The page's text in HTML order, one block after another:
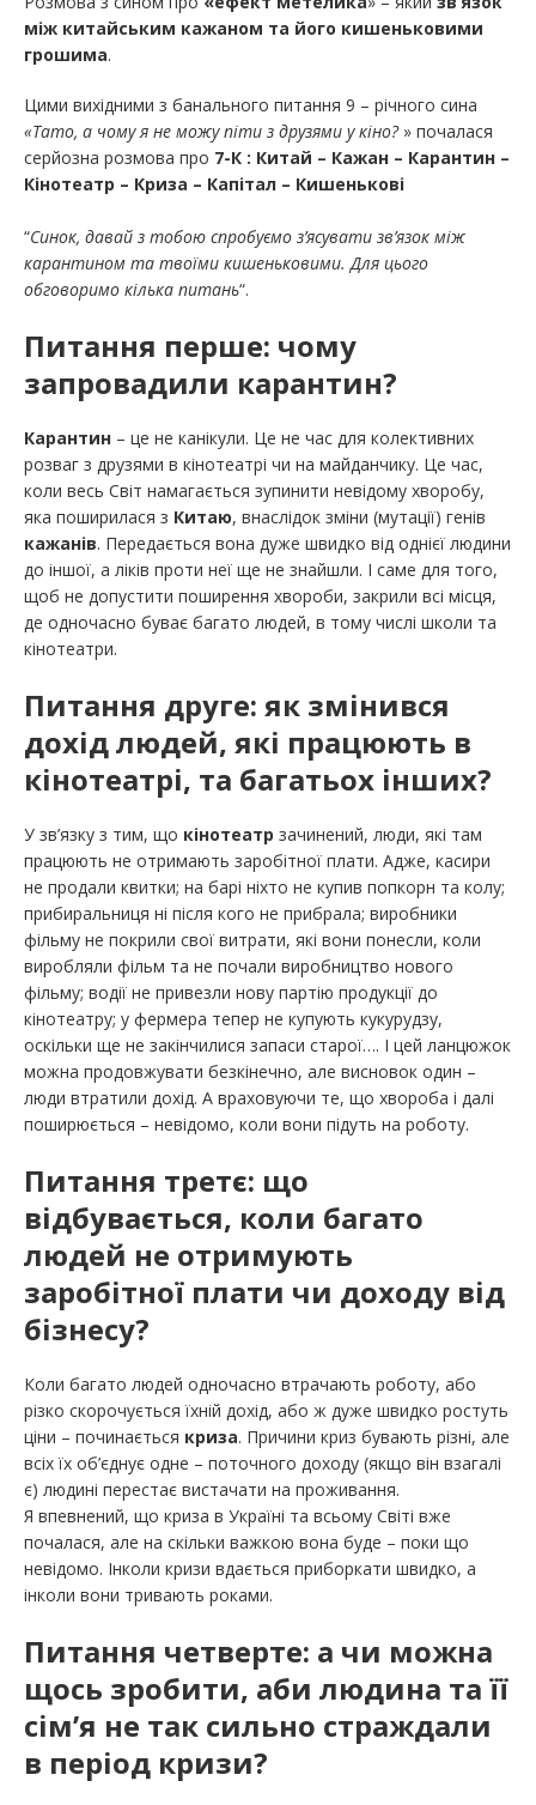
між китайським кажаном та його кишеньковими
грошима.
Цими вихідними з банального питання 9 – річного сина
«Тато, а чому я не можу піти з друзями у кіно?» почалася
серйозна розмова про 7-К : Китай – Кажан – Карантин –
Кінотеатр – Криза – Капітал – Кишенькові
“Синок, давай з тобою спробуємо з’ясувати зв’язок між
карантином та твоїми кишеньковими. Для цього
обговоримо кілька питань“.
Питання перше: чому
запровадили карантин?
Карантин – це не канікули. Це не час для колективних
розваг з друзями в кінотеатрі чи на майданчику. Це час,
коли весь Світ намагається зупинити невідому хворобу,
яка поширилася з Китаю, внаслідок зміни (мутації) генів
кажанів. Передається вона дуже швидко від однієї людини
до іншої, а ліків проти неї ще не знайшли. І саме для того,
щоб не допустити поширення хвороби, закрили всі місця,
де одночасно буває багато людей, в тому числі школи та
кінотеатри.
Питання друге: як змінився
дохід людей, які працюють в
кінотеатрі, та багатьох інших?
У зв’язку з тим, що кінотеатр зачинений, люди, які там
працюють не отримають заробітної плати. Адже, касири
не продали квитки; на барі ніхто не купив попкорн та колу;
прибиральниця ні після кого не прибрала; виробники
фільму не покрили свої витрати, які вони понесли, коли
виробляли фільм та не почали виробництво нового
фільму; водії не привезли нову партію продукції до
кінотеатру; у фермера тепер не купують кукурудзу,
оскільки ще не закінчилися запаси старої…. І цей ланцюжок
можна продовжувати безкінечно, але висновок один –
люди втратили дохід. А враховуючи те, що хвороба і далі
поширюється – невідомо, коли вони підуть на роботу.
Питання третє: що
відбувається, коли багато
людей не отримують
заробітної плати чи доходу від
бізнесу?
Коли багато людей одночасно втрачають роботу, або
різко скорочується їхній дохід, або ж дуже швидко ростуть
ціни – починається криза. Причини криз бувають різні, але
всіх їх об’єднує одне – поточного доходу (якщо він взагалі
є) людині перестає вистачати на проживання.
Я впевнений, що криза в Україні та всьому Світі вже
почалася, але на скільки важкою вона буде – поки що
невідомо. Інколи кризи вдається приборкати швидко, а
інколи вони тривають роками.
Питання четверте: а чи можна
щось зробити, аби людина та її
сім’я не так сильно страждали
в період кризи?